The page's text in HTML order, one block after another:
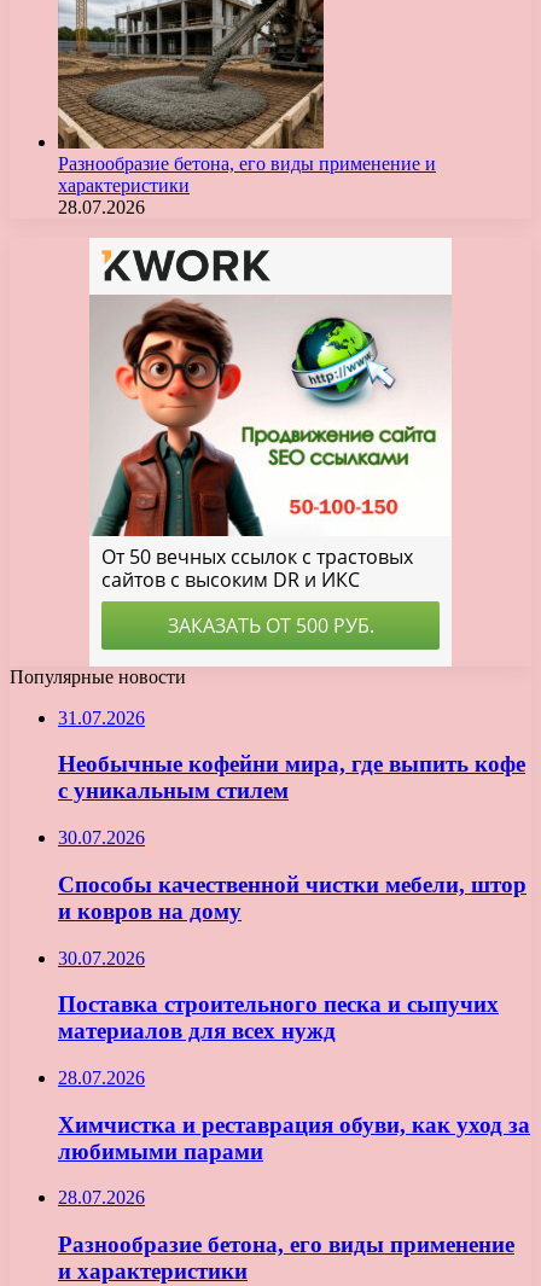
Разнообразие бетона, его виды применение и
характеристики
28.07.2026
Популярные новости
31.07.2026
Необычные кофейни мира, где выпить кофе
с уникальным стилем
30.07.2026
Способы качественной чистки мебели, штор
и ковров на дому
30.07.2026
Поставка строительного песка и сыпучих
материалов для всех нужд
28.07.2026
Химчистка и реставрация обуви, как уход за
любимыми парами
28.07.2026
Разнообразие бетона, его виды применение
и характеристики